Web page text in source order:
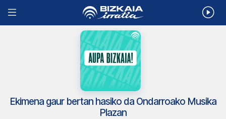
Ekimena gaur bertan hasiko da Ondarroako Musika
Plazan